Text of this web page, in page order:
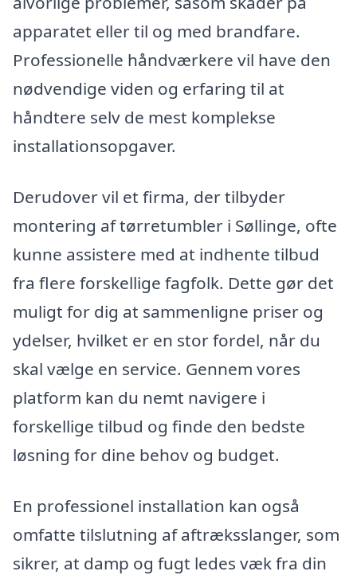
apparatet eller til og med brandfare.
Professionelle håndværkere vil have den
nødvendige viden og erfaring til at
håndtere selv de mest komplekse
installationsopgaver.
Derudover vil et firma, der tilbyder
montering af tørretumbler i Søllinge, ofte
kunne assistere med at indhente tilbud
fra flere forskellige fagfolk. Dette gør det
muligt for dig at sammenligne priser og
ydelser, hvilket er en stor fordel, når du
skal vælge en service. Gennem vores
platform kan du nemt navigere i
forskellige tilbud og finde den bedste
løsning for dine behov og budget.
En professionel installation kan også
omfatte tilslutning af aftræksslanger, som
sikrer, at damp og fugt ledes væk fra din